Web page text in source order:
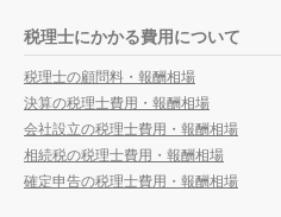
税理士にかかる費用について
税理士の顧問料・報酬相場
決算の税理士費用・報酬相場
会社設立の税理士費用・報酬相場
相続税の税理士費用・報酬相場
確定申告の税理士費用・報酬相場